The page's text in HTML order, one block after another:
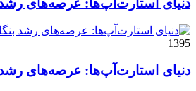
دنیای استارت‌آپ‌ها: عرصه‌های
1395
دنیای استارت‌آپ‌ها: عرصه‌های